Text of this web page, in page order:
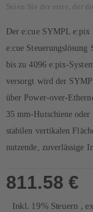
Seien Sie der erste, der
Der e:cue SYMPL
e:cue
bis zu 4096 e:pix-
versorgt wird der
über Power-over-
35 mm-Hutschiene
stabilen vertikalen
nutzende, zuverlässige
811.58 €
Inkl. 19% Steuern ,